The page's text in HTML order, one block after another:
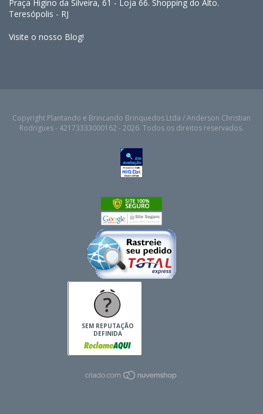
Praça Higino da Silveira, 61 - Loja 66. Shopping do Alto.
Teresópolis - RJ
Visite o nosso Blog!
Copyright Plantando e Brincando Brinquedos Ltda / Anderson Christian
Rodrigues - 42173333000162 - 2026. Todos os direitos reservados.
SEM REPUTAÇÃO
DEFINIDA